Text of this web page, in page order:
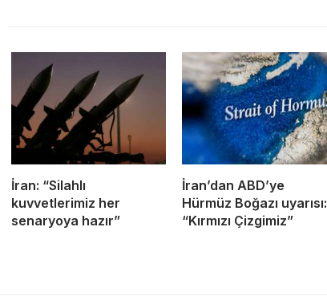
İran: “Silahlı
kuvvetlerimiz her
senaryoya hazır”
İran’dan ABD’ye
Hürmüz Boğazı uyarısı:
“Kırmızı Çizgimiz”